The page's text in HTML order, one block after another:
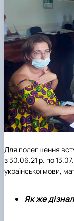
Для полегшення
з 30.06.21 р. по
української мови,
Як же